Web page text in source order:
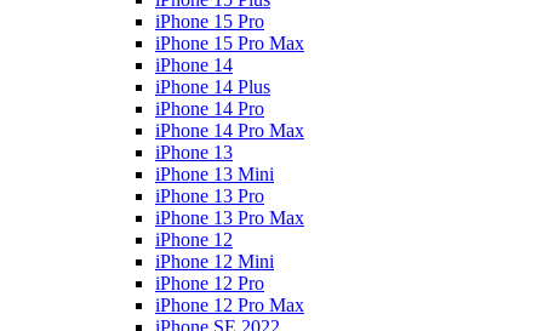
iPhone 15 Pro
iPhone 15 Pro Max
iPhone 14
iPhone 14 Plus
iPhone 14 Pro
iPhone 14 Pro Max
iPhone 13
iPhone 13 Mini
iPhone 13 Pro
iPhone 13 Pro Max
iPhone 12
iPhone 12 Mini
iPhone 12 Pro
iPhone 12 Pro Max
iPhone SE 2022